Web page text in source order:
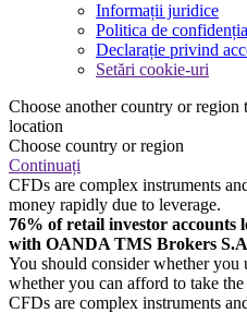
Informații juridice
Politica de
Declarație privind
Setări cookie-uri
Choose another country or region
location
Choose country or region
Continuați
CFDs are complex instruments
money rapidly due to leverage.
76% of retail investor accounts
with OANDA TMS Brokers
You should consider whether
whether you can afford to take
CFDs are complex instruments